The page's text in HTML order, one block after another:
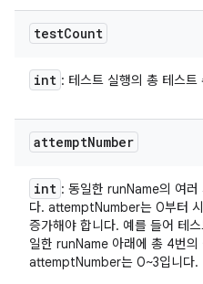
testCount
int : 테스트 실행의 총 테스트
attemptNumber
int : 동일한 runName의 여러
다. attemptNumber는 0부터
증가해야 합니다. 예를 들어 테
일한 runName 아래에 총 4번의
attemptNumber는 0~3입니다.